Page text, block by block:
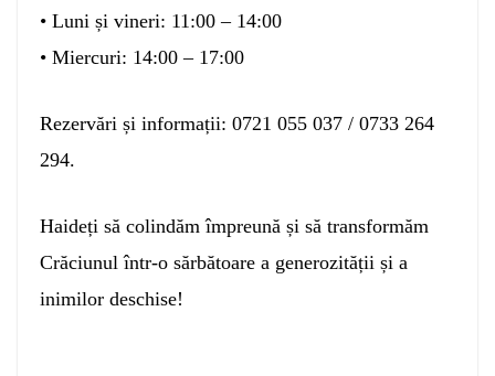
• Luni și vineri: 11:00 – 14:00
• Miercuri: 14:00 – 17:00
Rezervări și informații: 0721 055 037 / 0733 264
294.
Haideți să colindăm împreună și să transformăm
Crăciunul într-o sărbătoare a generozității și a
inimilor deschise!